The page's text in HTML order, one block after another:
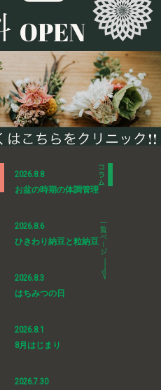
2026.8.8
お盆の時期の体調管理
2026.8.6
ひきわり納豆と粒納豆
2026.8.3
はちみつの日
2026.8.1
8月はじまり
2026.7.30